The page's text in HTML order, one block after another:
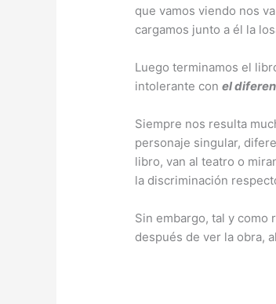
que vamos viendo nos
cargamos junto a él la
Luego terminamos el
intolerante conel
Siempre nos resulta
personaje singular,
libro, van al teatro o
la discriminación
Sin embargo, tal y como
después de ver la obra,